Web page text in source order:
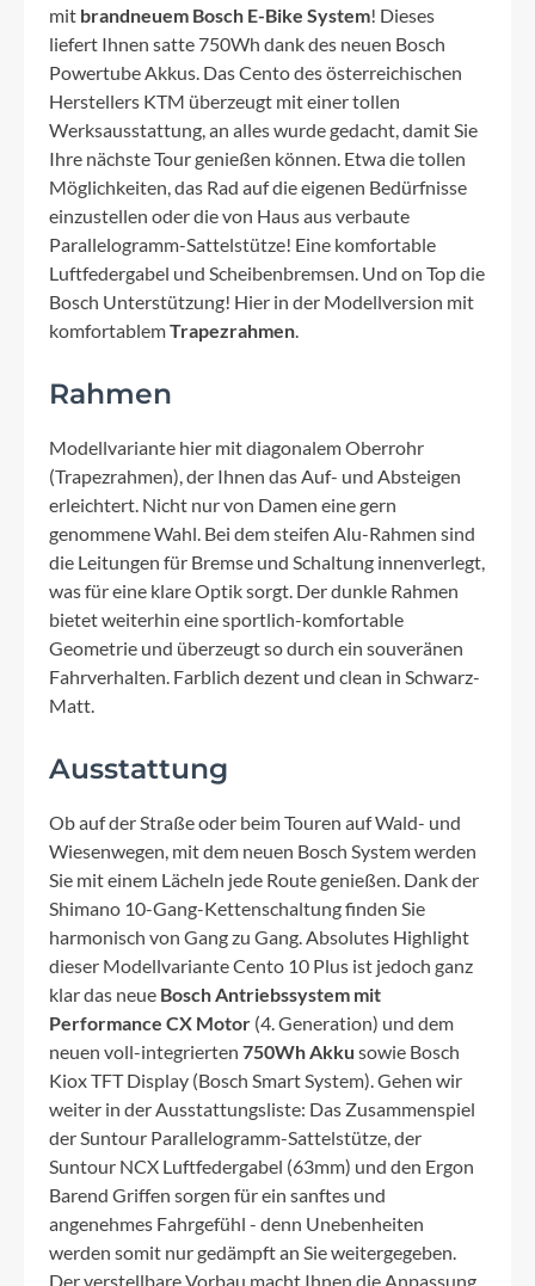
mit brandneuem Bosch E-Bike System! Dieses
liefert Ihnen satte 750Wh dank des neuen Bosch
Powertube Akkus. Das Cento des österreichischen
Herstellers KTM überzeugt mit einer tollen
Werksausstattung, an alles wurde gedacht, damit Sie
Ihre nächste Tour genießen können. Etwa die tollen
Möglichkeiten, das Rad auf die eigenen Bedürfnisse
einzustellen oder die von Haus aus verbaute
Parallelogramm-Sattelstütze! Eine komfortable
Luftfedergabel und Scheibenbremsen. Und on Top die
Bosch Unterstützung! Hier in der Modellversion mit
komfortablemTrapezrahmen.
Rahmen
Modellvariante hier mit diagonalem Oberrohr
(Trapezrahmen), der Ihnen das Auf- und Absteigen
erleichtert. Nicht nur von Damen eine gern
genommene Wahl. Bei dem steifen Alu-Rahmen sind
die Leitungen für Bremse und Schaltung innenverlegt,
was für eine klare Optik sorgt. Der dunkle Rahmen
bietet weiterhin eine sportlich-komfortable
Geometrie und überzeugt so durch ein souveränen
Fahrverhalten. Farblich dezent und clean in Schwarz-
Matt.
Ausstattung
Ob auf der Straße oder beim Touren auf Wald- und
Wiesenwegen, mit dem neuen Bosch System werden
Sie mit einem Lächeln jede Route genießen. Dank der
Shimano 10-Gang-Kettenschaltung finden Sie
harmonisch von Gang zu Gang. Absolutes Highlight
dieser Modellvariante Cento 10 Plus ist jedoch ganz
klar das neue Bosch Antriebssystem mit
Performance CX Motor (4. Generation) und dem
neuen voll-integrierten 750Wh Akku sowie Bosch
Kiox TFT Display (Bosch Smart System). Gehen wir
weiter in der Ausstattungsliste: Das Zusammenspiel
der Suntour Parallelogramm-Sattelstütze, der
Suntour NCX Luftfedergabel (63mm) und den Ergon
Barend Griffen sorgen für ein sanftes und
angenehmes Fahrgefühl - denn Unebenheiten
werden somit nur gedämpft an Sie weitergegeben.
Der verstellbare Vorbau macht Ihnen die Anpassung